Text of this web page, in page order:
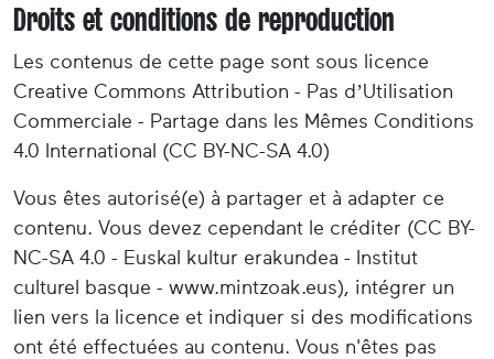
Droits et conditions de reproduction
Les contenus de cette page sont sous licence
Creative Commons Attribution - Pas d’Utilisation
Commerciale - Partage dans les Mêmes Conditions
4.0 International (CC BY-NC-SA 4.0)
Vous êtes autorisé(e) à partager et à adapter ce
contenu. Vous devez cependant le créditer (CC BY-
NC-SA 4.0 - Euskal kultur erakundea - Institut
culturel basque - www.mintzoak.eus), intégrer un
lien vers la licence et indiquer si des modifications
ont été effectuées au contenu. Vous n'êtes pas